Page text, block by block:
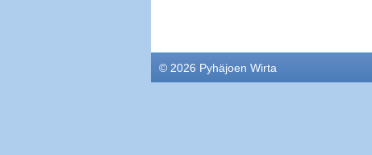
© 2026 Pyhäjoen Wirta